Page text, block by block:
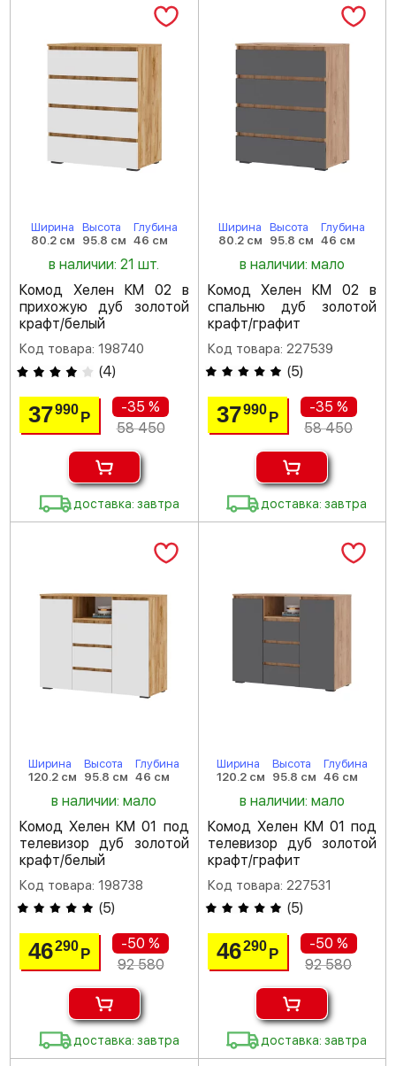
Ширина
80.2 см
Высота
95.8 см
Глубина
46 см
в наличии: 21 шт.
Комод Хелен КМ 02 в
прихожую дуб золотой
крафт/белый
Код товара: 198740
(4)
37990Р
-35 %
58 450
доставка: завтра
Ширина
80.2 см
Высота
95.8 см
Глубина
46 см
в наличии: мало
Комод Хелен КМ 02 в
спальню дуб золотой
крафт/графит
Код товара: 227539
(5)
37990 Р
-35 %
58 450
доставка: завтра
Ширина
120.2 см
Высота
95.8 см
Глубина
46 см
в наличии: мало
Комод Хелен КМ 01 под
телевизор дуб золотой
крафт/белый
Код товара: 198738
(5)
46290Р
-50 %
92 580
доставка: завтра
Ширина
120.2 см
Высота
95.8 см
Глубина
46 см
в наличии: мало
Комод Хелен КМ 01 под
телевизор дуб золотой
крафт/графит
Код товара: 227531
(5)
46290 Р
-50 %
92 580
доставка: завтра